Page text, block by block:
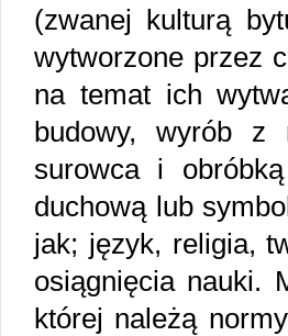
(zwanej kulturą
wytworzone przez
na temat ich
budowy, wyrób z
surowca i
duchową lub
jak; język, religia,
osiągnięcia nauki.
której należą